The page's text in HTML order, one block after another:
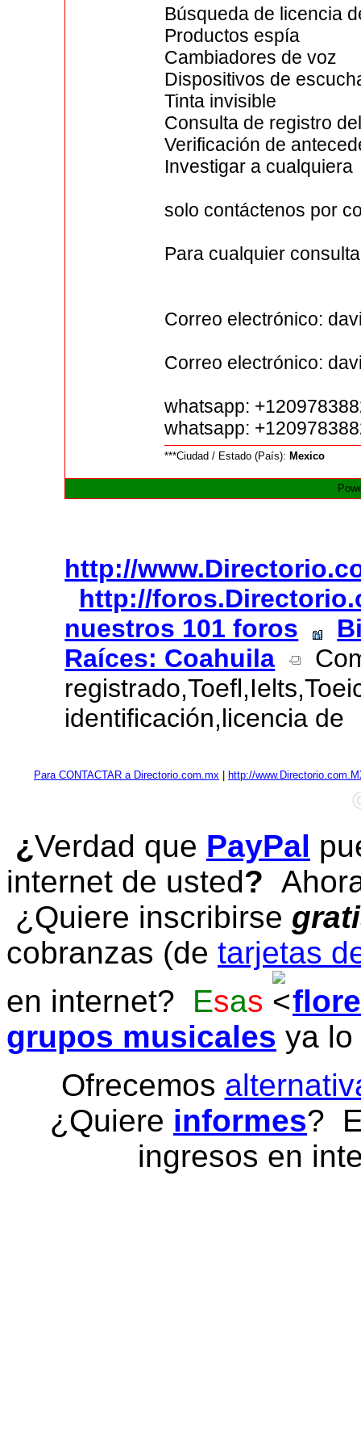
Búsqueda de licencia
Productos espía
Cambiadores de voz
Dispositivos de
Tinta invisible
Consulta de registro
Verificación de
Investigar a cualquiera
solo contáctenos por
Para cualquier
Correo electrónico:
Correo electrónico:
whatsapp:
whatsapp:
***Ciudad / Estado (País): Mexico
http://
http://
nuestros 101 foros
Raíces: Coahuila
identificación,licencia de
Para CONTACTAR a Directorio.com.mx http://
¿Verdad que PayPal
internet de usted?
¿Quiere inscribirse
cobranzas (de tarjetas
en internet? Esas
grupos musicales ya
Ofrecemos
¿Quiere informes?
ingresos en